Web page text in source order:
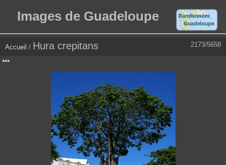
Images de Guadeloupe
2173/5658
Accueil / Hura crepitans